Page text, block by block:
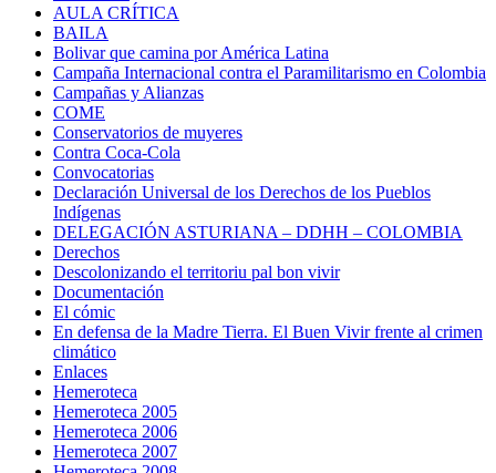
AULA CRÍTICA
BAILA
Bolivar que camina por América Latina
Campaña Internacional contra el Paramilitarismo en Colombia
Campañas y Alianzas
COME
Conservatorios de muyeres
Contra Coca-Cola
Convocatorias
Declaración Universal de los Derechos de los Pueblos
Indígenas
DELEGACIÓN ASTURIANA – DDHH – COLOMBIA
Derechos
Descolonizando el territoriu pal bon vivir
Documentación
El cómic
En defensa de la Madre Tierra. El Buen Vivir frente al crimen
climático
Enlaces
Hemeroteca
Hemeroteca 2005
Hemeroteca 2006
Hemeroteca 2007